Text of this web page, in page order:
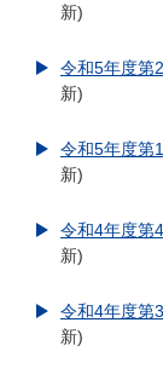
新
令和5年度第
新
令和5年度第
新
令和4年度第
新
令和4年度第
新